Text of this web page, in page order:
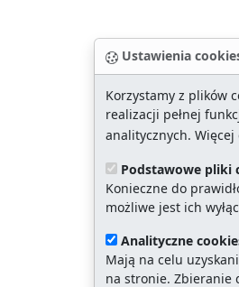
Ustawienia
Korzystamy z plików
realizacji pełnej
analitycznych. Więcej
Podstawowe pliki
Konieczne do
możliwe jest ich
Analityczne
Mają na celu
na stronie. Zbieranie